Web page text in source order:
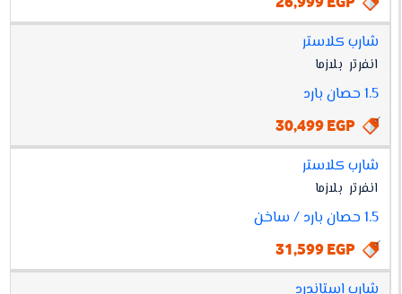
شارب كلاستر
انفرتر بلازما
1.5 حصان بارد
30,499 EGP
شارب كلاستر
انفرتر بلازما
1.5 حصان بارد / ساخن
31,599 EGP